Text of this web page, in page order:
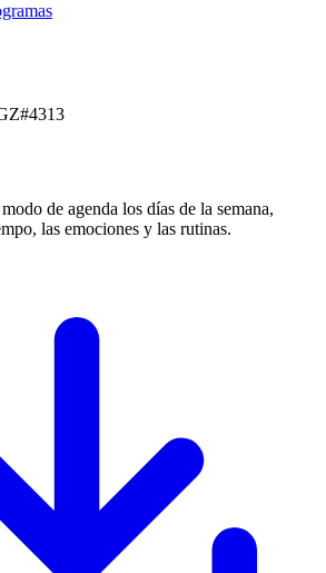
#4313
de agenda los días de la semana,
las emociones y las rutinas.